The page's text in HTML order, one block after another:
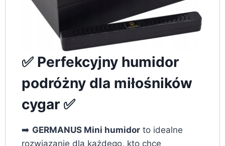
✅ Perfekcyjny humidor
podróżny dla miłośników
cygar ✅
➡️ GERMANUS Mini humidor to idealne
rozwiązanie dla każdego, kto chce